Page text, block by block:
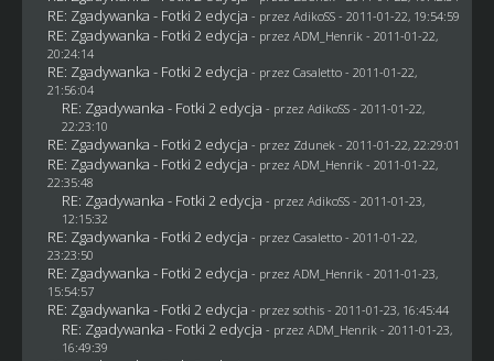
RE: Zgadywanka - Fotki 2 edycja - przez AdikoSS - 2011-01-22, 19:54:59
RE: Zgadywanka - Fotki 2 edycja - przez ADM_Henrik - 2011-01-22,
20:24:14
RE: Zgadywanka - Fotki 2 edycja - przez Casaletto- 2011-01-22,
21:56:04
RE: Zgadywanka - Fotki 2 edycja - przez AdikoSS - 2011-01-22,
22:23:10
RE: Zgadywanka - Fotki 2 edycja - przez Zdunek - 2011-01-22, 22:29:01
RE: Zgadywanka - Fotki 2 edycja - przez ADM_Henrik - 2011-01-22,
22:35:48
RE: Zgadywanka - Fotki 2 edycja - przez AdikoSS - 2011-01-23,
12:15:32
RE: Zgadywanka - Fotki 2 edycja - przez Casaletto- 2011-01-22,
23:23:50
RE: Zgadywanka - Fotki 2 edycja - przez ADM_Henrik - 2011-01-23,
15:54:57
RE: Zgadywanka - Fotki 2 edycja - przez sothis- 2011-01-23, 16:45:44
RE: Zgadywanka - Fotki 2 edycja - przez ADM_Henrik - 2011-01-23,
16:49:39